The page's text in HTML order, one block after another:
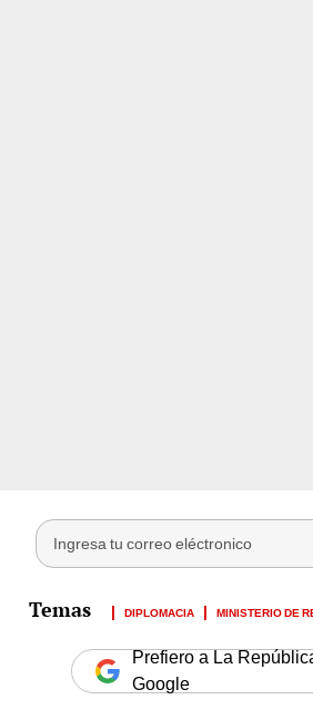
DIPLOMACIA MINISTERIO DE
Prefiero a La
Google